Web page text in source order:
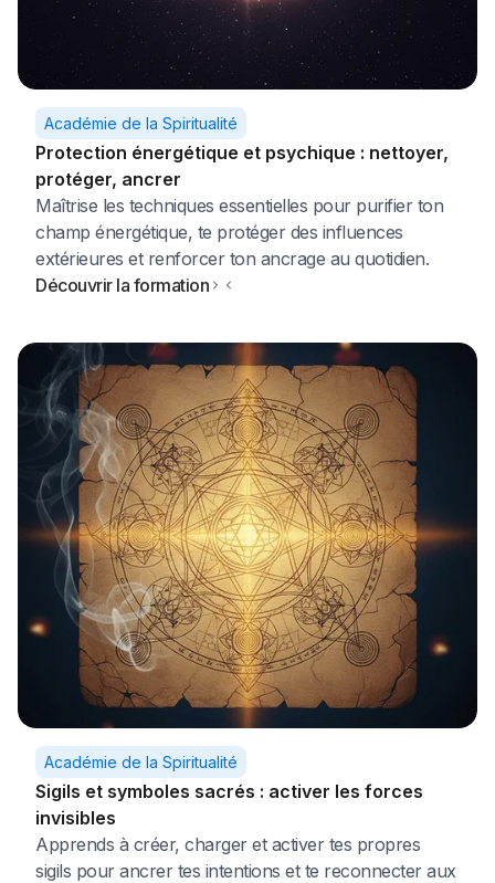
Académie de la Spiritualité
Protection énergétique et psychique : nettoyer,
protéger, ancrer
Maîtrise les techniques essentielles pour purifier ton
champ énergétique, te protéger des influences
extérieures et renforcer ton ancrage au quotidien.
Découvrir la formation
Académie de la Spiritualité
Sigils et symboles sacrés : activer les forces
invisibles
Apprends à créer, charger et activer tes propres
sigils pour ancrer tes intentions et te reconnecter aux